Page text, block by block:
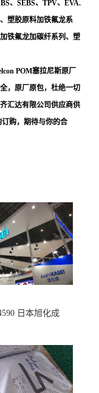
、SEBS、TPV、EVA.
塑胶原料加铁氟龙系
铁氟龙加碳纤系列、塑
POM塞拉尼斯原厂
，原厂原包，杜绝一切
汇达有限公司供应商供
购，期待与你的合
日本旭化成